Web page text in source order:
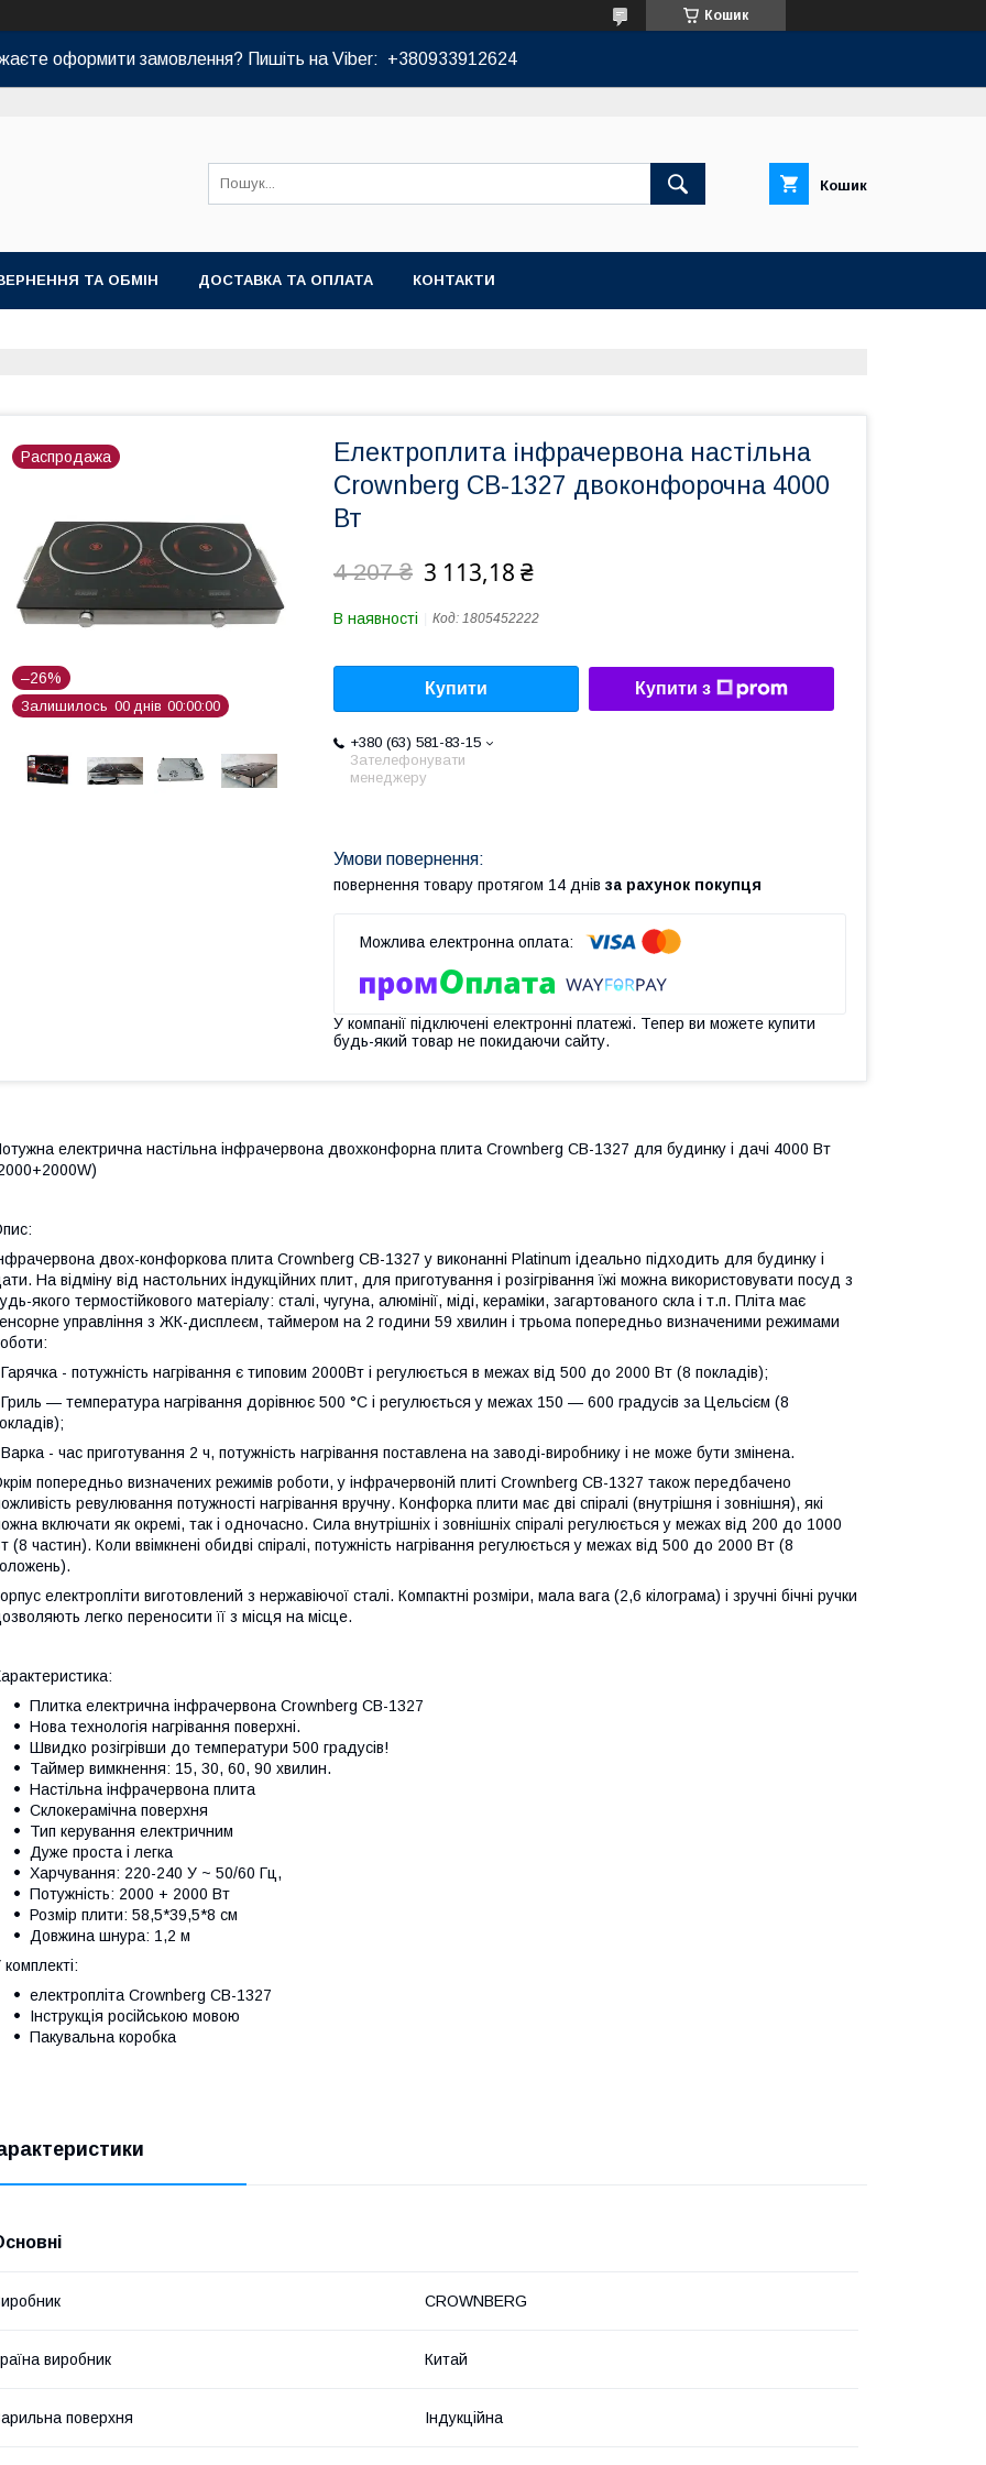
Кошик
оформити замовлення? Пишіть на Viber: +380933912624
Кошик
ТА ОБМІН ДОСТАВКА ТА ОПЛАТА КОНТАКТИ
Распродажа
–26%
Залишилось 00 днів 00 00 00
Електроплита інфрачервона настільна
Crownberg CB-1327 двоконфорочна 4000
Вт
4 207 ₴ 3 113,18 ₴
В наявності Код: 1805452222
Купити Купити з
+380 (63) 581-83-15
Зателефонувати
менеджеру
повернення товару протягом 14 днів за рахунок покупця
У компанії підключені електронні платежі. Тепер ви можете купити
будь-який товар не покидаючи сайту.
електрична настільна інфрачервона двохконфорна плита Crownberg CB-1327 для будинку і дачі 4000 Вт
двох-конфоркова плита Crownberg CB-1327 у виконанні Platinum ідеально підходить для будинку і
На відміну від настольних індукційних плит, для приготування і розігрівання їжі можна використовувати посуд з
якого термостійкового матеріалу: сталі, чугуна, алюмінії, міді, кераміки, загартованого скла і т.п. Пліта має
управління з ЖК-дисплеєм, таймером на 2 години 59 хвилин і трьома попередньо визначеними режимами
- потужність нагрівання є типовим 2000Вт і регулюється в межах від 500 до 2000 Вт (8 покладів);
— температура нагрівання дорівнює 500 °С і регулюється у межах 150 — 600 градусів за Цельсієм (8
- час приготування 2 ч, потужність нагрівання поставлена на заводі-виробнику і не може бути змінена.
попередньо визначених режимів роботи, у інфрачервоній плиті Crownberg CB-1327 також передбачено
ревулювання потужності нагрівання вручну. Конфорка плити має дві спіралі (внутрішня і зовнішня), які
включати як окремі, так і одночасно. Сила внутрішніх і зовнішніх спіралі регулюється у межах від 200 до 1000
(8 частин). Коли ввімкнені обидві спіралі, потужність нагрівання регулюється у межах від 500 до 2000 Вт (8
електропліти виготовлений з нержавіючої сталі. Компактні розміри, мала вага (2,6 кілограма) і зручні бічні ручки
легко переносити її з місця на місце.
Плитка електрична інфрачервона Crownberg CB-1327
Нова технологія нагрівання поверхні.
Швидко розігрівши до температури 500 градусів!
Таймер вимкнення: 15, 30, 60, 90 хвилин.
Настільна інфрачервона плита
Склокерамічна поверхня
Тип керування електричним
Дуже проста і легка
Харчування: 220-240 У ~ 50/60 Гц,
Потужність: 2000 + 2000 Вт
Розмір плити: 58,5*39,5*8 см
Довжина шнура: 1,2 м
комплекті:
електропліта Crownberg CB-1327
Інструкція російською мовою
Пакувальна коробка
CROWNBERG
виробник Китай
поверхня Індукційна